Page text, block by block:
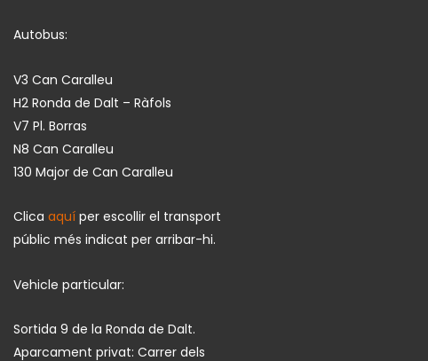
Autobus:
V3 Can Caralleu
H2 Ronda de Dalt – Ràfols
V7 Pl. Borras
N8 Can Caralleu
130 Major de Can Caralleu
Clica aquí per escollir el transport
públic més indicat per arribar-hi.
Vehicle particular:
Sortida 9 de la Ronda de Dalt.
Aparcament privat: Carrer dels